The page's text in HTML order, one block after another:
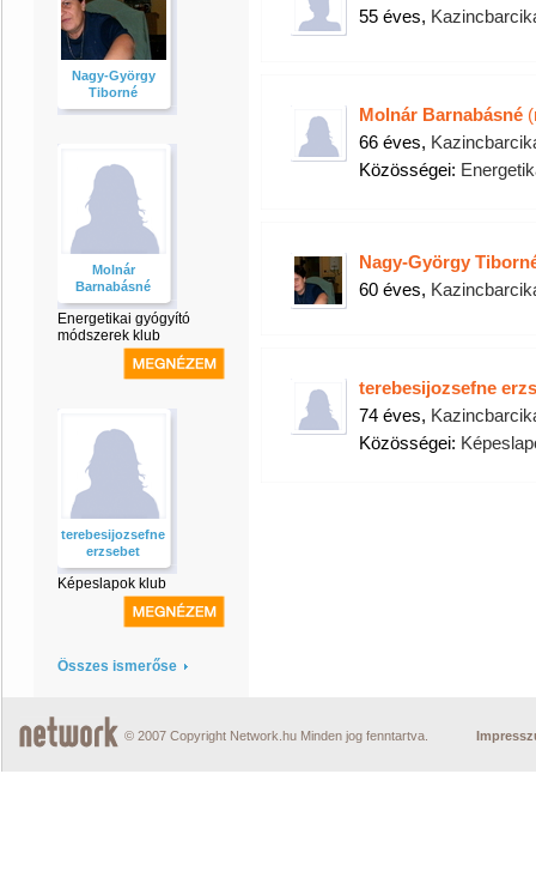
Nagy-György
Tiborné
Molnár
Barnabásné
Energetikai gyógyító
módszerek klub
terebesijozsefne
erzsebet
Képeslapok klub
Összes ismerőse
55 éves,
Molnár Barnabásné
66 éves,
Közösségei:
Nagy-György
60 éves,
terebesijozsefne
74 éves,
Közösségei:
© 2007 Copyright Network.hu Minden jog fenntartva.